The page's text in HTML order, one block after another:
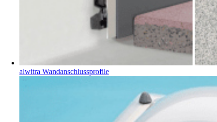
alwitra Wandanschlussprofile